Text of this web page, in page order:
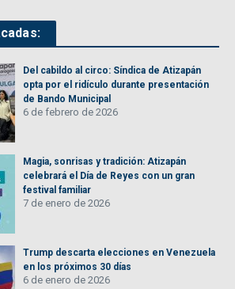
Del cabildo al circo: Síndica de Atizapán
opta por el ridículo durante presentación
de Bando Municipal
6 de febrero de 2026
Magia, sonrisas y tradición: Atizapán
celebrará el Día de Reyes con un gran
festival familiar
7 de enero de 2026
Trump descarta elecciones en Venezuela
en los próximos 30 días
6 de enero de 2026